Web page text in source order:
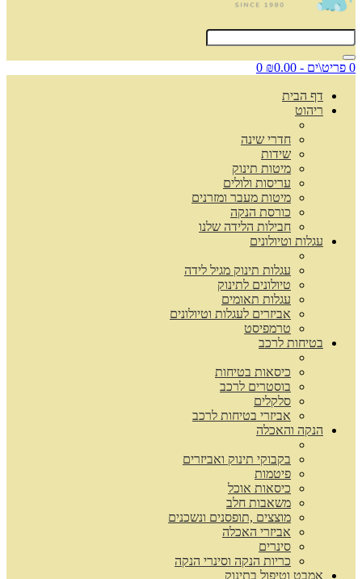
0 פריט\ים - ₪0.00 0
דף הבית
ריהוט
חדרי שינה
שידות
מיטות תינוק
עריסות ולולים
מיטות מעבר ומזרנים
כורסת הנקה
חבילות הלידה שלנו
עגלות וטיולונים
עגלות תינוק מגיל לידה
טיולונים לתינוק
עגלות תאומים
אביזרים לעגלות וטיולונים
טרמפיסט
בטיחות לרכב
כיסאות בטיחות
בוסטרים לרכב
סלקלים
אביזרי בטיחות לרכב
הנקה והאכלה
בקבוקי תינוק ואביזרים
פיטמות
כיסאות אוכל
משאבות חלב
מוצצים ,תופסנים ונשכנים
אביזרי האכלה
סינרים
כריות הנקה וסינרי הנקה
אמבט וטיפול בתינוק